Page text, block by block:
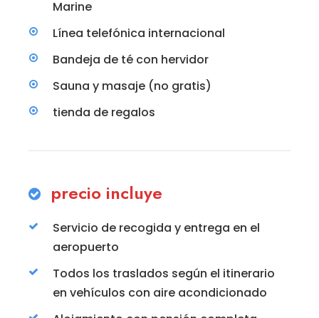
Marine
Línea telefónica internacional
Bandeja de té con hervidor
Sauna y masaje (no gratis)
tienda de regalos
precio incluye
Servicio de recogida y entrega en el
aeropuerto
Todos los traslados según el itinerario
en vehículos con aire acondicionado